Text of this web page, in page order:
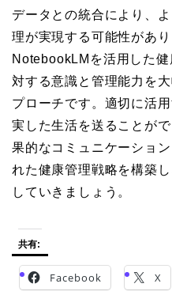
データとの統合により、
理が実現する可能性があり
NotebookLMを活用した
対する意識と管理能力を
プローチです。適切に活
実した生活を送ることが
果的なコミュニケーショ
れた健康管理戦略を構築
していきましょう。
共有:
Facebook X